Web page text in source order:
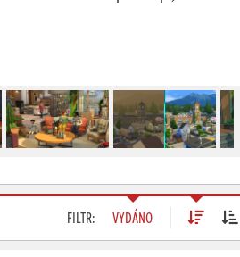
FILTR: VYDÁNO